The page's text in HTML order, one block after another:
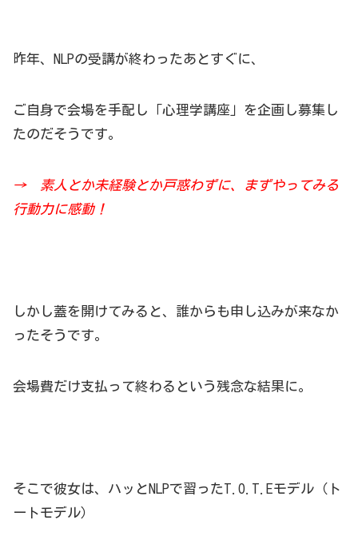
昨年、NLPの受講が終わったあとすぐに、
ご自身で会場を手配し「心理学講座」を企画し募集し
たのだそうです。
→ 素人とか未経験とか戸惑わずに、まずやってみる
行動力に感動！
しかし蓋を開けてみると、誰からも申し込みが来なか
ったそうです。
会場費だけ支払って終わるという残念な結果に。
そこで彼女は、ハッとNLPで習ったT.O.T.Eモデル（ト
ートモデル）